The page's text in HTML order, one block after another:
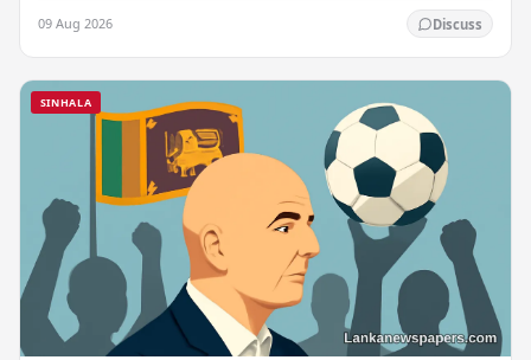
09 Aug 2026 Discuss
SINHALA